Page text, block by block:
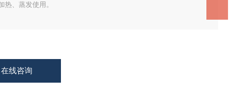
热、蒸发使用。
在线咨询